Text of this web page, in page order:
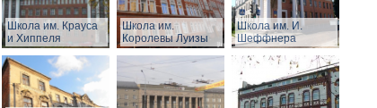
Школа им. Крауса
и Хиппеля
Школа им.
Королевы Луизы
Школа им. И.
Шеффнера